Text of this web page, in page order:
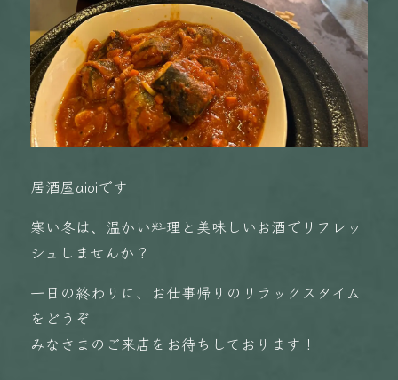
居酒屋aioiです
寒い冬は、温かい料理と美味しいお酒でリフレッ
シュしませんか？
一日の終わりに、お仕事帰りのリラックスタイム
をどうぞ
みなさまのご来店をお待ちしております！